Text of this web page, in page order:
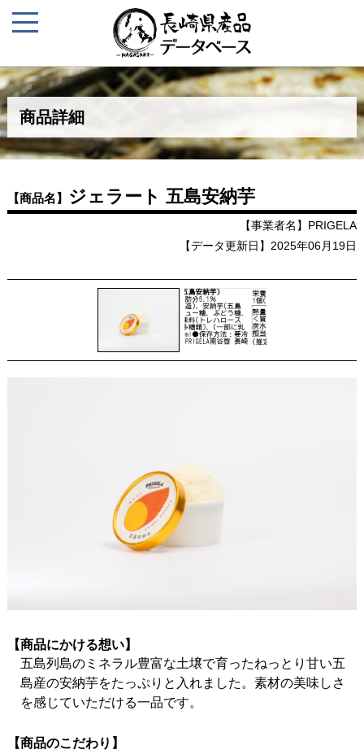
商品詳細
【商品名】 ジェラート 五島安納芋
【事業者名】PRIGELA
【データ更新日】2025年06月19日
【商品にかける想い】
五島列島のミネラル豊富な土壌で育ったねっとり甘い五
島産の安納芋をたっぷりと入れました。素材の美味しさ
を感じていただける一品です。
【商品のこだわり】